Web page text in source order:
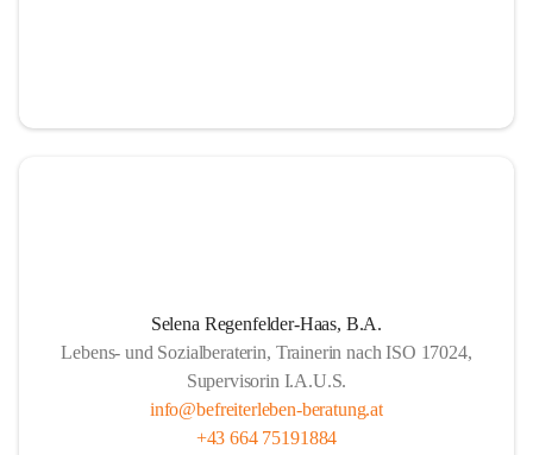
Selena Regenfelder-Haas, B.A.
Lebens- und Sozialberaterin, Trainerin nach ISO 17024,
Supervisorin I.A.U.S.
info@befreiterleben-beratung.at
+43 664 75191884